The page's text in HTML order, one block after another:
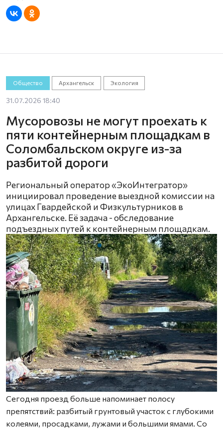
Общество Архангельск Экология
31.07.2026 18:40
Мусоровозы не могут проехать к
пяти контейнерным площадкам в
Соломбальском округе из-за
разбитой дороги
Региональный оператор «ЭкоИнтегратор»
инициировал проведение выездной комиссии на
улицах Гвардейской и Физкультурников в
Архангельске. Её задача - обследование
подъездных путей к контейнерным площадкам.
Сегодня проезд больше напоминает полосу
препятствий: разбитый грунтовый участок с глубокими
колеями, просадками, лужами и большими ямами. Со